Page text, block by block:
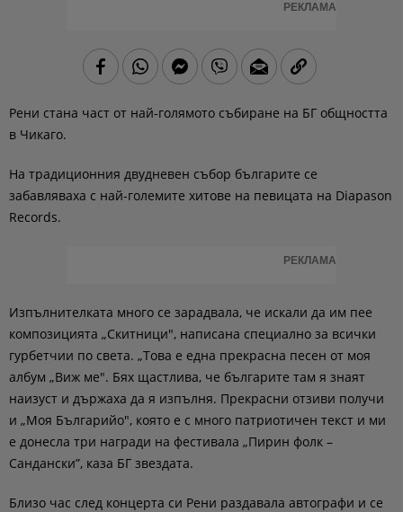
РЕКЛАМА
Рени стана част от най-голямото събиране на БГ общността
в Чикаго.
На традиционния двудневен събор българите се
забавляваха с най-големите хитове на певицата на Diapason
Records.
РЕКЛАМА
Изпълнителката много се зарадвала, че искали да им пее
композицията „Скитници", написана специално за всички
гурбетчии по света. „Това е една прекрасна песен от моя
албум „Виж ме". Бях щастлива, че българите там я знаят
наизуст и държаха да я изпълня. Прекрасни отзиви получи
и „Моя Българийо", която е с много патриотичен текст и ми
е донесла три награди на фестивала „Пирин фолк –
Сандански”, каза БГ звездата.
Близо час след концерта си Рени раздавала автографи и се